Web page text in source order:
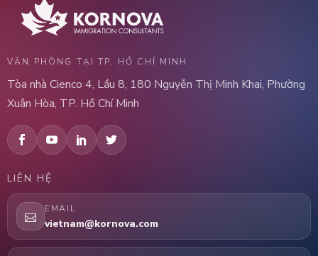
VĂN PHÒNG TẠI TP. HỒ CHÍ MINH
Tòa nhà Cienco 4, Lầu 8, 180 Nguyễn Thị Minh Khai, Phường
Xuân Hòa, TP. Hồ Chí Minh
LIÊN HỆ
EMAIL
vietnam@kornova.com